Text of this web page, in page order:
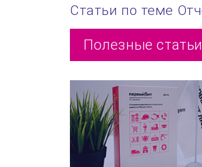
Статьи по теме
Полезные статьи